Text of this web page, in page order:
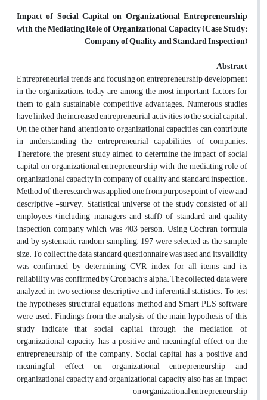
Impact of Social Capital on Organizational Entrepreneurship
with the Mediating Role of Organizational Capacity (Case Study:
Company of Quality and Standard Inspection)
Abstract
Entrepreneurial trends and focusing on entrepreneurship development
in the organizations, today are among the most important factors for
them to gain sustainable competitive advantages. Numerous studies
have linked the increased entrepreneurial activities to the social capital.
On the other hand, attention to organizational capacities can contribute
in understanding the entrepreneurial capabilities of companies.
Therefore, the present study aimed to determine the impact of social
capital on organizational entrepreneurship with the mediating role of
organizational capacity in company of quality and standard inspection.
Method of the research was applied one from purpose point of view and
descriptive -survey. Statistical universe of the study consisted of all
employees (including managers and staff) of standard and quality
inspection company which was 403 person. Using Cochran formula
and by systematic random sampling, 197 were selected as the sample
size. To collect the data, standard questionnaire was used and its validity
was confirmed by determining CVR index for all items and its
reliability was confirmed by Cronbach’s alpha. The collected data were
analyzed in two sections: descriptive and inferential statistics. To test
the hypotheses, structural equations method and Smart PLS software
were used. Findings from the analysis of the main hypothesis of this
study indicate that social capital, through the mediation of
organizational capacity, has a positive and meaningful effect on the
entrepreneurship of the company. Social capital has a positive and
meaningful effect on organizational entrepreneurship and
organizational capacity and organizational capacity also has an impact
on organizational entrepreneurship